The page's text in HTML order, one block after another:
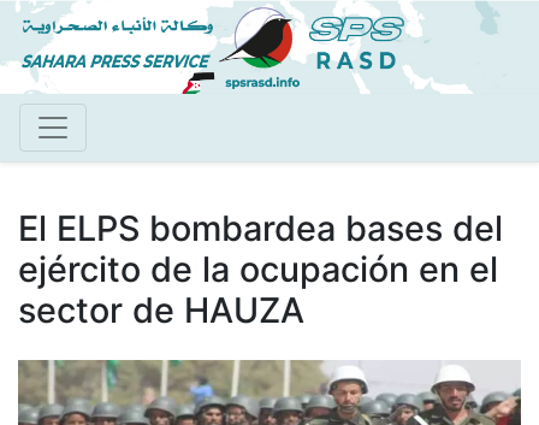
Pasar
al
contenido
El ELPS bombardea bases del
ejército de la ocupación en el
sector de HAUZA